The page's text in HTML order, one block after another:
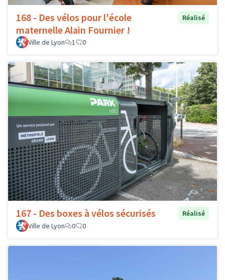
168 - Des vélos pour l'école
maternelle Alain Fournier !
Réalisé
Ville de Lyon 1 0
167 - Des boxes à vélos sécurisés
Réalisé
Ville de Lyon
0 0